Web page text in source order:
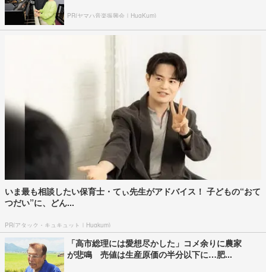
PR(ヤマハ音楽振興会｜HugKum)
いま最も相談したい保育士・てぃ先生がアドバイス！ 子どもの“おて
つだい”に、どん...
PR(アタック・キュキュット｜Hugkum)
「高市総理には愛想尽かした」コメ余りに農家
が悲鳴 売値は生産原価の半分以下に…肥...